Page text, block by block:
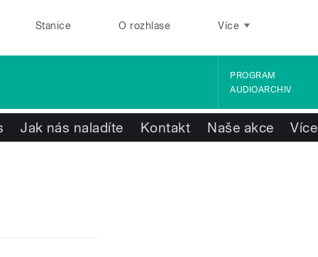
Stanice O rozhlase Více
PROGRAM
AUDIOARCHIV
Jak nás naladíte Kontakt Naše akce Více